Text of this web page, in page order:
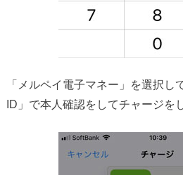
「メルペイ電子マネー」を選択し
ID」で本人確認をしてチャージを